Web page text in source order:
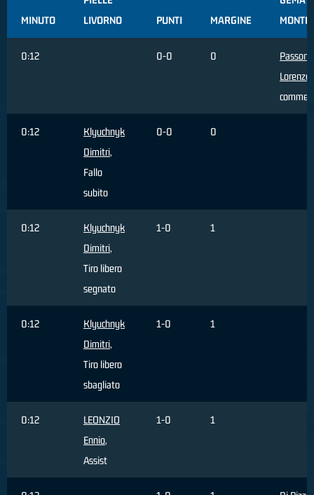
MINUTO
LIVORNO
PUNTI MARGINE
0:12 0-0 0
Passoni
Lorenzo
0:12
Klyuchnyk
Dimitri,
Fallo
subito
0-0 0
0:12
Klyuchnyk
Dimitri,
Tiro libero
segnato
1-0 1
0:12
Klyuchnyk
Dimitri,
Tiro libero
sbagliato
1-0 1
0:12
LEONZIO
Ennio,
Assist
1-0 1